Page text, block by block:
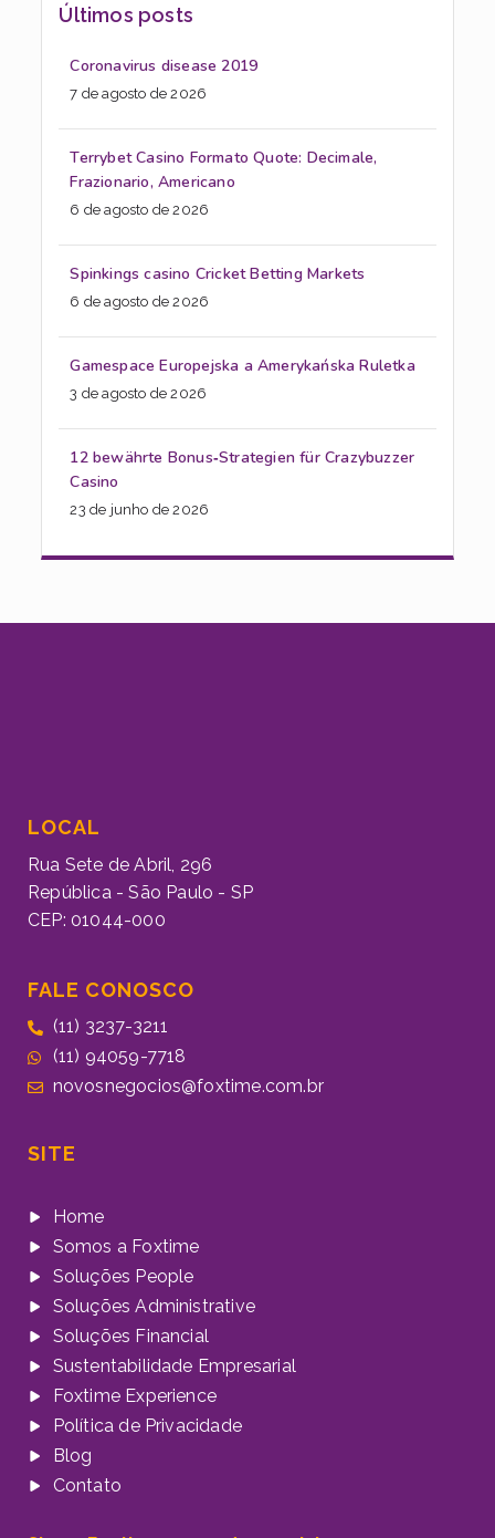
Últimos posts
Coronavirus disease 2019
7 de agosto de 2026
Terrybet Casino Formato Quote: Decimale,
Frazionario, Americano
6 de agosto de 2026
Spinkings casino Cricket Betting Markets
6 de agosto de 2026
Gamespace Europejska a Amerykańska Ruletka
3 de agosto de 2026
12 bewährte Bonus‑Strategien für Crazybuzzer
Casino
23 de junho de 2026
LOCAL
Rua Sete de Abril, 296
República - São Paulo - SP
CEP: 01044-000
FALE CONOSCO
(11) 3237-3211
(11) 94059-7718
novosnegocios@foxtime.com.br
SITE
Home
Somos a Foxtime
Soluções People
Soluções Administrative
Soluções Financial
Sustentabilidade Empresarial
Foxtime Experience
Política de Privacidade
Blog
Contato